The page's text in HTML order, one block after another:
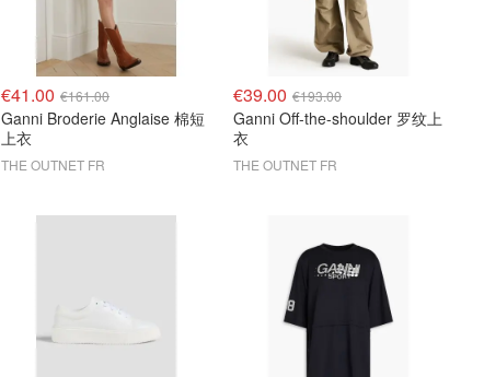
€41.00 €161.00
Ganni Broderie Anglaise 棉短
上衣
THE OUTNET FR
€39.00 €193.00
Ganni Off-the-shoulder 罗纹上
衣
THE OUTNET FR